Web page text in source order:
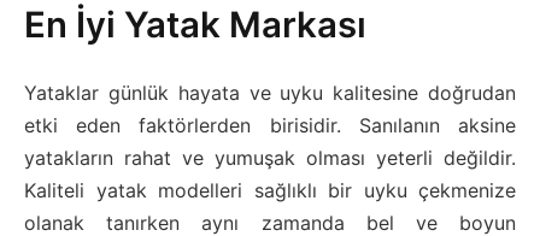
En İyi Yatak Markası
Yataklar günlük hayata ve uyku kalitesine doğrudan
etki eden faktörlerden birisidir. Sanılanın aksine
yatakların rahat ve yumuşak olması yeterli değildir.
Kaliteli yatak modelleri sağlıklı bir uyku çekmenize
olanak tanırken aynı zamanda bel ve boyun